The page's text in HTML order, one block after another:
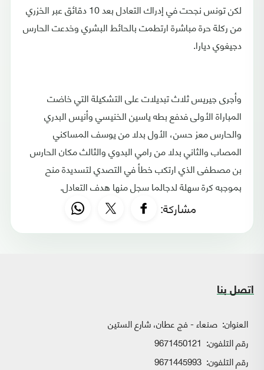
لكن تونس نجحت في إدراك التعادل بعد 10 دقائق عبر الخزري
من ركلة حرة مباشرة ارتطمت بالحائط البشري وخدعت الحارس
دجيغوي ديارا.
وأجرى جيريس ثلاث تبديلات على التشكيلة التي خاضت
المباراة الأولى فدفع بطه ياسين الخنيسي وأنيس البدري
والحارس معز حسن، الأول بدلا من يوسف المساكني
المصاب والثاني بدلا من رامي البدوي والثالث مكان الحارس
بن مصطفى الذي ارتكب خطأ في التصدي لتسديدة منح
بموجبه كرة سهلة لدجالما سجل منها هدف التعادل.
مشاركة:
اتصل بنا
العنوان: صنعاء - فج عطان، شارع الستين
رقم التلفون: 9671450121
رقم التلفون: 9671445993